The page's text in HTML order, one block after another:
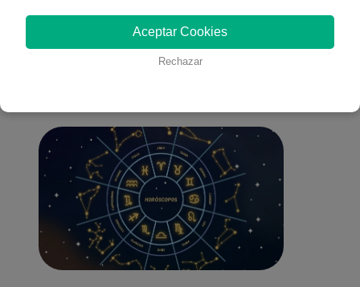
También te puede
interesar
Aceptar Cookies
Rechazar